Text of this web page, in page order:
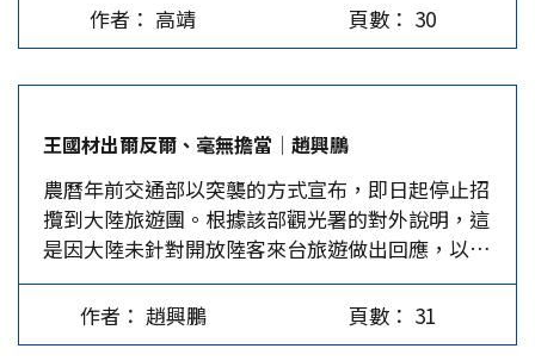
進出金門海域，民進黨政府恐怕也不敢驅離。這就
好比2019年4月1日愚人節當天，蔡英文宣示，只
越過海峽中線，民進黨總是裝作沒看見。如今發生
金門事件，民進黨又講了同樣的場面話，台灣民眾
就等著看民進黨如何再次表演唾面自乾吧。…
人員往來。陸委會則回應，此為陸方繼2018年片面
宣布啟用北上航路後，再次未經協商即公布相關作
有改變台海現狀的疑慮；要求大陸停止此決定。
顯然，民進黨政府將M503航線相關限制的責任歸
之於彼方；然如眾所周知，兩岸協商無法重啟，根
源於欠缺「九二共識」的政治基礎。馬英九主政時
期簽署23項協議，並舉行「馬習會」，即根源於雙
方具有共同的政治基礎。事實上，大陸已將「九二
共識」納入中共政治報告及政府工作報告中，它不
僅是兩岸重啟協商對話的「通關密語」，也是兩岸
才是台灣目前的重大危機。 曾擔任駐美代表與外
交部長的錢復說過，兩岸政策是外交政策的上位政
獨立、汲汲於製造兩岸情勢緊張的民進黨政府，除
了否認一個中國外，更刻意把兩岸問題簡化為軍事
勝負，不在乎犧牲萬民，只在乎成全少數民進黨人
的政治狂妄。 民進黨政府的國防部大搞城鎮戰與
地雷戰，這是殘民以逞。台灣軍方不質疑民進黨的
台獨，就像德國軍人順從德國納粹，讓野心政客可
以為所欲為，將國家社會帶入亡國滅種的危機中，
失去了軍人保境安民的使命。民進黨執政八年以
作者： 高靖 頁數： 30
王國材出爾反爾、毫無擔當│趙興鵬
農曆年前交通部以突襲的方式宣布，即日起停止招
攬到大陸旅遊團。根據該部觀光署的對外說明，這
是因大陸未針對開放陸客來台旅遊做出回應，以及
未經洽商即宣布恢復M503航線，因此採此相應措
施。 「禁團令」事先未徵求旅行業者的意見，6月
1日起出發的大陸旅遊團被無情腰斬，旅行業者投
作者： 趙興鵬 頁數： 31